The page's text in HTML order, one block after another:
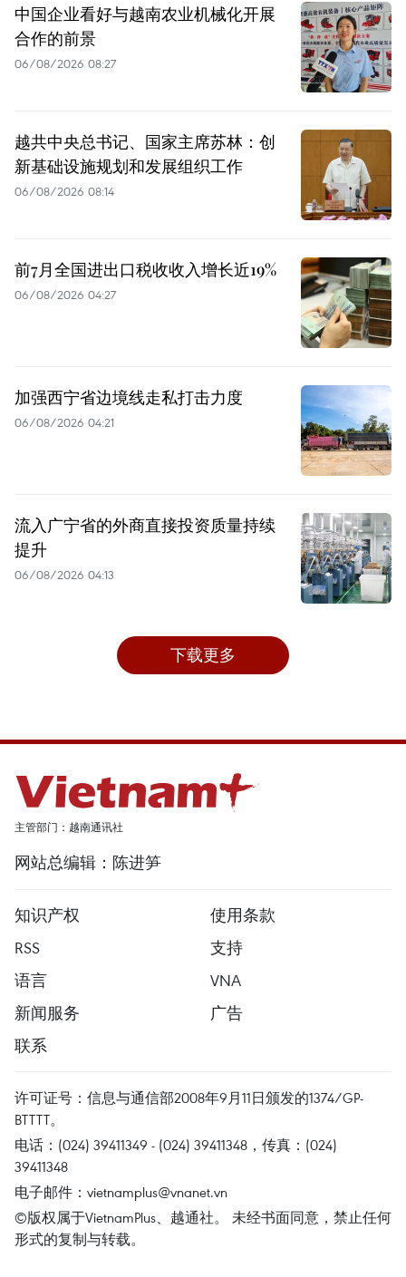
中国企业看好与越南农业机械化开展
合作的前景
06/08/2026 08:27
越共中央总书记、国家主席苏林：创
新基础设施规划和发展组织工作
06/08/2026 08:14
前7月全国进出口税收收入增长近19%
06/08/2026 04:27
加强西宁省边境线走私打击力度
06/08/2026 04:21
流入广宁省的外商直接投资质量持续
提升
06/08/2026 04:13
下载更多
主管部门：越南通讯社
网站总编辑：陈进笋
知识产权
使用条款
RSS
支持
语言
VNA
新闻服务
广告
联系
许可证号：信息与通信部2008年9月11日颁发的1374/GP-
BTTTT。
电话：(024) 39411349 - (024) 39411348，传真：(024)
39411348
电子邮件： vietnamplus@vnanet.vn
©版权属于VietnamPlus、越通社。 未经书面同意，禁止任何
形式的复制与转载。